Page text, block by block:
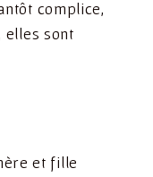
complice,
elles sont
et fille